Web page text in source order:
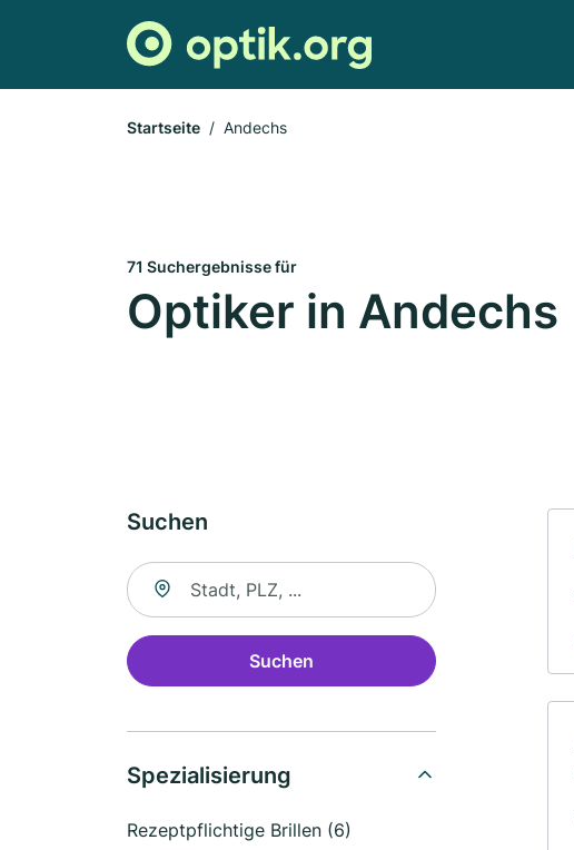
Startseite Andechs
71 Suchergebnisse für
Optiker in Andechs
Suchen
Suche nach Ort
Suchen
Spezialisierung
Rezeptpflichtige Brillen (6)